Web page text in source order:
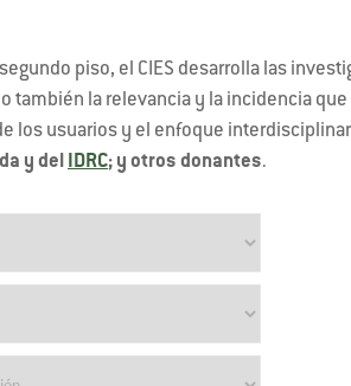
piso, el CIES desarrolla las
también la relevancia y la incidencia que
los usuarios y el enfoque
y del IDRC; y otros donantes.